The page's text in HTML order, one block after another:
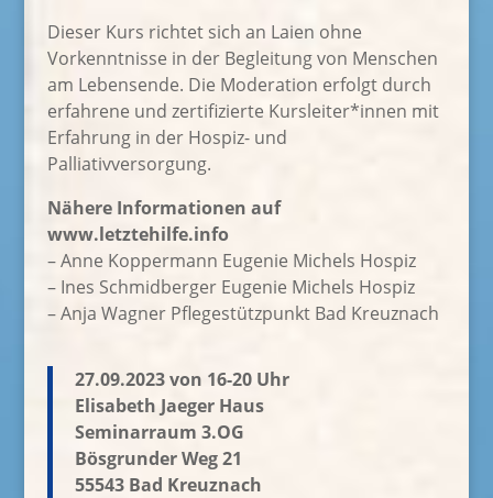
Dieser Kurs richtet sich an Laien ohne
Vorkenntnisse in der Begleitung von Menschen
am Lebensende. Die Moderation erfolgt durch
erfahrene und zertifizierte Kursleiter*innen mit
Erfahrung in der Hospiz- und
Palliativversorgung.
Nähere Informationen auf
www.letztehilfe.info
– Anne Koppermann Eugenie Michels Hospiz
– Ines Schmidberger Eugenie Michels Hospiz
– Anja Wagner Pflegestützpunkt Bad Kreuznach
27.09.2023 von 16-20 Uhr
Elisabeth Jaeger Haus
Seminarraum 3.OG
Bösgrunder Weg 21
55543 Bad Kreuznach